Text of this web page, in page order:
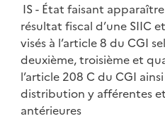
IS - État faisant
résultat fiscal d’une SIIC
visés à l’article 8 du CGI
deuxième, troisième et
l’article 208 C du CGI
distribution y afférentes
antérieures